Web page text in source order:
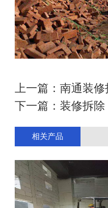
上一篇： 南通装修
下一篇： 装修拆除
相关产品